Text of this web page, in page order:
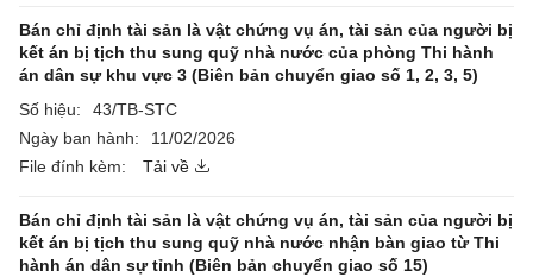
Bán chỉ định tài sản là vật chứng vụ án, tài sản của người bị
kết án bị tịch thu sung quỹ nhà nước của phòng Thi hành
án dân sự khu vực 3 (Biên bản chuyển giao số 1, 2, 3, 5)
Số hiệu:
43/TB-STC
Ngày ban hành:
11/02/2026
File đính kèm:
Tải về
Bán chỉ định tài sản là vật chứng vụ án, tài sản của người bị
kết án bị tịch thu sung quỹ nhà nước nhận bàn giao từ Thi
hành án dân sự tỉnh (Biên bản chuyển giao số 15)